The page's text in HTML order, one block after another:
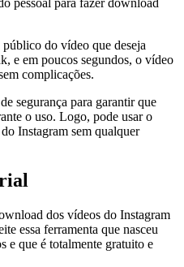
pessoal para fazer download
do vídeo que deseja
e em poucos segundos, o vídeo
complicações.
segurança para garantir que
o uso. Logo, pode usar o
Instagram sem qualquer
dos vídeos do Instagram
essa ferramenta que nasceu
e que é totalmente gratuito e